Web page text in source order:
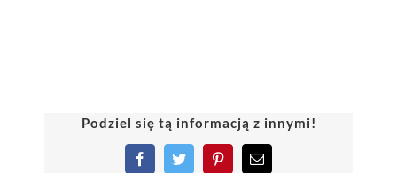
Podziel się tą informacją z innymi!
FacebookTwitterPinterestEmail